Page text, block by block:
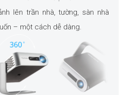
lên trần nhà, tường, sàn nhà
– một cách dễ dàng.